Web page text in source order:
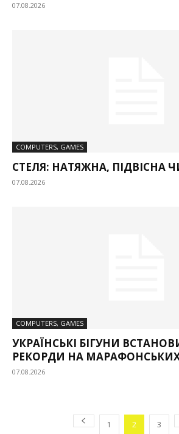
07.08.2026
COMPUTERS, GAMES
СТЕЛЯ: НАТЯЖНА, ПІДВІСНА
07.08.2026
COMPUTERS, GAMES
УКРАЇНСЬКІ БІГУНИ
РЕКОРДИ НА
07.08.2026
1 2 3